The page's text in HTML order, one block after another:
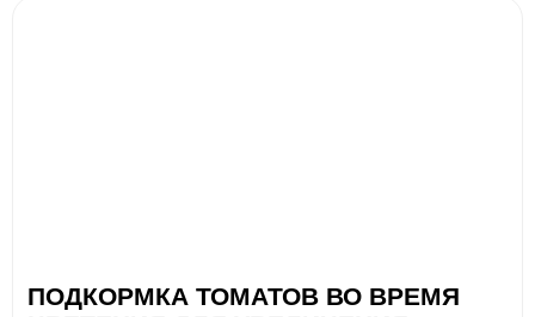
ПОДКОРМКА ТОМАТОВ ВО ВРЕМЯ